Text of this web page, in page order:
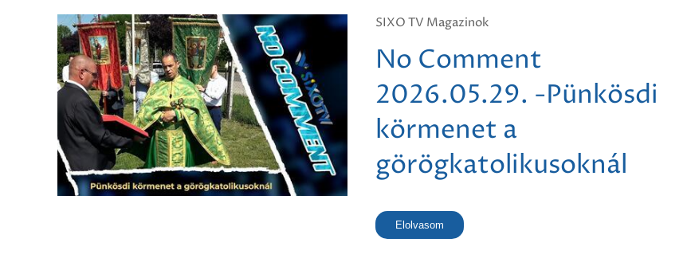
SIXO TV Magazinok
No Comment
2026.05.29. -Pünkösdi
körmenet a
görögkatolikusoknál
Elolvasom